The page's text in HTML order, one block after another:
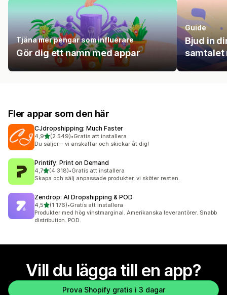
Tjäna mer pengar som influerare
Gör dig ett namn med appar
Guide
Bjud in
samtalet
Fler appar som den här
CJdropshipping: Much Faster
4,9av 5 stjärnor
(2 549)
2549 recensioner totalt
•Gratis att installera
Du säljer – vi anskaffar och skickar åt dig!
Printify: Print on Demand
4,7av 5 stjärnor
(4 318)
4318 recensioner totalt
•Gratis att installera
Skapa och sälj anpassade produkter, vi sköter resten.
Zendrop: AI Dropshipping & POD
4,5av 5 stjärnor
(1 176)
1176 recensioner totalt
•Gratis att installera
Produkter med hög vinstmarginal. Amerikanska leverantörer. Snabb
distribution. POD.
Vill du lägga till en app?
Prova Shopify gratis i 3 dagar